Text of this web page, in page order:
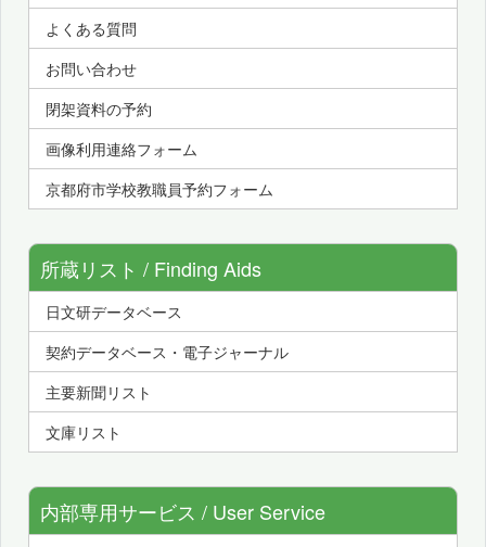
よくある質問
お問い合わせ
閉架資料の予約
画像利用連絡フォーム
京都府市学校教職員予約フォーム
所蔵リスト / Finding Aids
日文研データベース
契約データベース・電子ジャーナル
主要新聞リスト
文庫リスト
内部専用サービス / User Service